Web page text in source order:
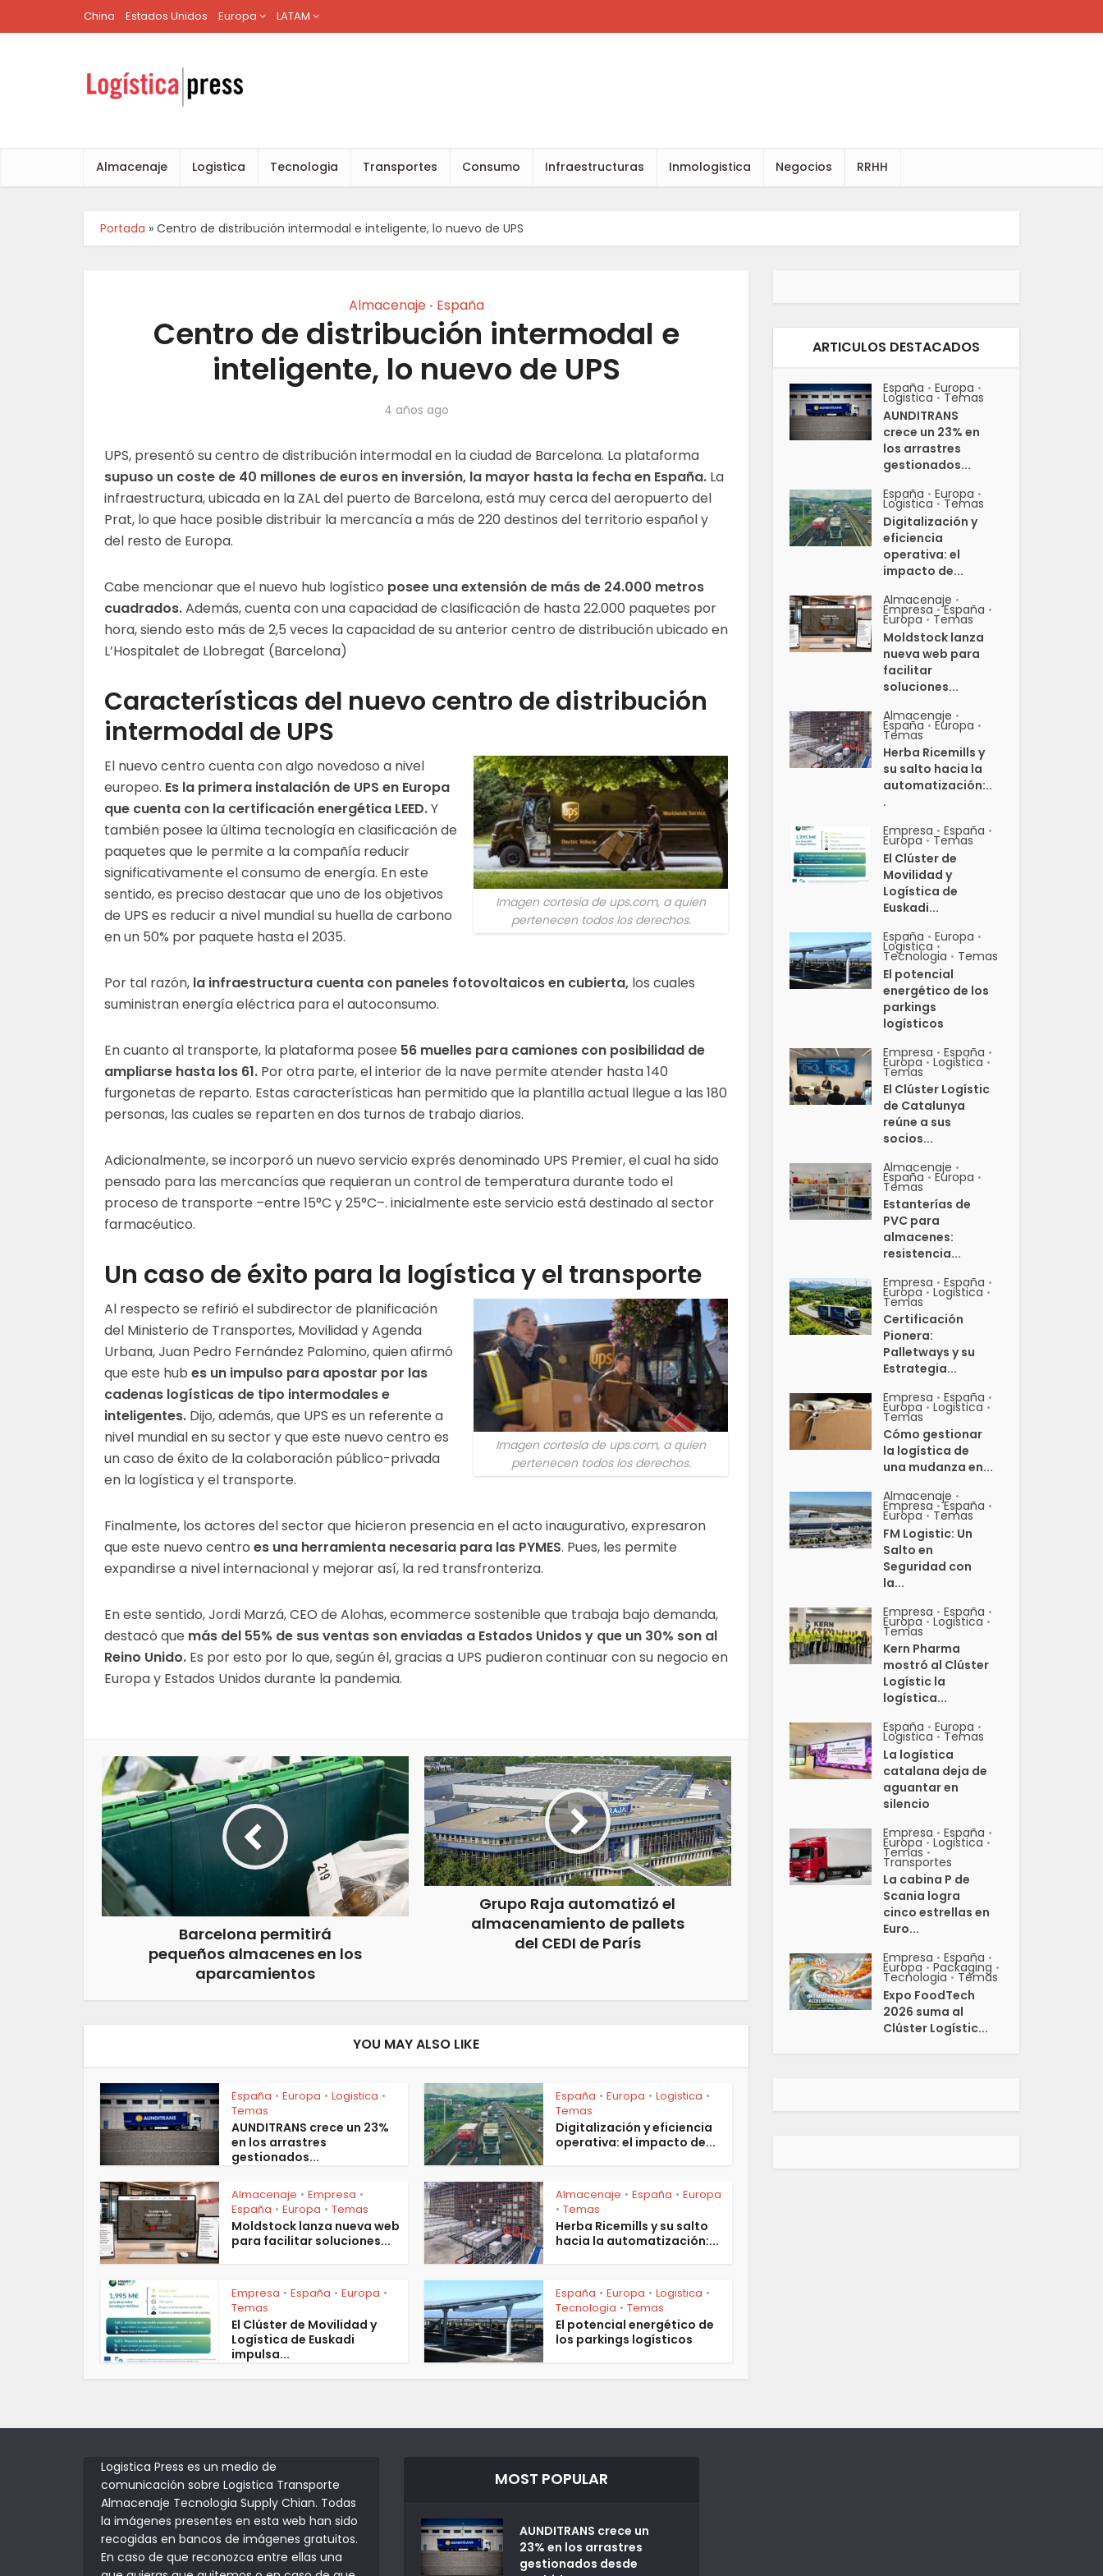
China Estados Unidos Europa LATAM
Almacenaje Logistica Tecnologia Transportes Consumo Infraestructuras Inmologistica Negocios RRHH
Portada » Centro de distribución intermodal e inteligente, lo nuevo de UPS
Almacenaje • España
Centro de distribución intermodal e
inteligente, lo nuevo de UPS
4 años ago
UPS, presentó su centro de distribución intermodal en la ciudad de Barcelona. La plataforma
supuso un coste de 40 millones de euros en inversión, la mayor hasta la fecha en España. La
infraestructura, ubicada en la ZAL del puerto de Barcelona, está muy cerca del aeropuerto del
Prat, lo que hace posible distribuir la mercancía a más de 220 destinos del territorio español y
del resto de Europa.
Cabe mencionar que el nuevo hub logístico posee una extensión de más de 24.000 metros
cuadrados.Además, cuenta con una capacidad de clasificación de hasta 22.000 paquetes por
hora, siendo esto más de 2,5 veces la capacidad de su anterior centro de distribución ubicado en
L’Hospitalet de Llobregat (Barcelona)
Características del nuevo centro de distribución
intermodal de UPS
Imagen cortesía de ups.com, a quien
pertenecen todos los derechos.
El nuevo centro cuenta con algo novedoso a nivel
europeo. Es la primera instalación de UPS en Europa
que cuenta con la certificación energética LEED.Y
también posee la última tecnología en clasificación de
paquetes que le permite a la compañía reducir
significativamente el consumo de energía. En este
sentido, es preciso destacar que uno de los objetivos
de UPS es reducir a nivel mundial su huella de carbono
en un 50% por paquete hasta el 2035.
Por tal razón, la infraestructura cuenta con paneles fotovoltaicos en cubierta, los cuales
suministran energía eléctrica para el autoconsumo.
En cuanto al transporte, la plataforma posee 56 muelles para camiones con posibilidad de
ampliarse hasta los 61. Por otra parte, el interior de la nave permite atender hasta 140
furgonetas de reparto. Estas características han permitido que la plantilla actual llegue a las 180
personas, las cuales se reparten en dos turnos de trabajo diarios.
Adicionalmente, se incorporó un nuevo servicio exprés denominado UPS Premier, el cual ha sido
pensado para las mercancías que requieran un control de temperatura durante todo el
proceso de transporte –entre 15°C y 25°C–. inicialmente este servicio está destinado al sector
farmacéutico.
Un caso de éxito para la logística y el transporte
Imagen cortesía de ups.com, a quien
pertenecen todos los derechos.
Al respecto se refirió el subdirector de planificación
del Ministerio de Transportes, Movilidad y Agenda
Urbana, Juan Pedro Fernández Palomino, quien afirmó
que este hub es un impulso para apostar por las
cadenas logísticas de tipo intermodales e
inteligentes. Dijo, además, que UPS es un referente a
nivel mundial en su sector y que este nuevo centro es
un caso de éxito de la colaboración público-privada
en la logística y el transporte.
Finalmente, los actores del sector que hicieron presencia en el acto inaugurativo, expresaron
que este nuevo centro es una herramienta necesaria para las PYMES. Pues, les permite
expandirse a nivel internacional y mejorar así, la red transfronteriza.
En este sentido, Jordi Marzá, CEO de Alohas, ecommerce sostenible que trabaja bajo demanda,
destacó que más del 55% de sus ventas son enviadas a Estados Unidos y que un 30% son al
Reino Unido. Es por esto por lo que, según él, gracias a UPS pudieron continuar con su negocio en
Europa y Estados Unidos durante la pandemia.
Barcelona permitirá
pequeños almacenes en los
aparcamientos
Grupo Raja automatizó el
almacenamiento de pallets
del CEDI de París
YOU MAY ALSO LIKE
España • Europa • Logistica •
Temas
AUNDITRANS crece un 23%
en los arrastres
gestionados...
España • Europa • Logistica •
Temas
Digitalización y eficiencia
operativa: el impacto de...
Almacenaje • Empresa •
España • Europa • Temas
Moldstock lanza nueva web
para facilitar soluciones...
Almacenaje • España • Europa
• Temas
Herba Ricemills y su salto
hacia la automatización:...
Empresa • España • Europa •
Temas
El Clúster de Movilidad y
Logística de Euskadi
impulsa...
España • Europa • Logistica •
Tecnologia • Temas
El potencial energético de
los parkings logísticos
ARTICULOS DESTACADOS
España • Europa •
Logistica • Temas
AUNDITRANS
crece un 23% en
los arrastres
gestionados...
España • Europa •
Logistica • Temas
Digitalización y
eficiencia
operativa: el
impacto de...
Almacenaje •
Empresa • España •
Europa • Temas
Moldstock lanza
nueva web para
facilitar
soluciones...
Almacenaje •
España • Europa •
Temas
Herba Ricemills y
su salto hacia la
automatización:..
.
Empresa • España •
Europa • Temas
El Clúster de
Movilidad y
Logística de
Euskadi...
España • Europa •
Logistica •
Tecnologia • Temas
El potencial
energético de los
parkings
logísticos
Empresa • España •
Europa • Logistica •
Temas
El Clúster Logístic
de Catalunya
reúne a sus
socios...
Almacenaje •
España • Europa •
Temas
Estanterías de
PVC para
almacenes:
resistencia...
Empresa • España •
Europa • Logistica •
Temas
Certificación
Pionera:
Palletways y su
Estrategia...
Empresa • España •
Europa • Logistica •
Temas
Cómo gestionar
la logística de
una mudanza en...
Almacenaje •
Empresa • España •
Europa • Temas
FM Logistic: Un
Salto en
Seguridad con
la...
Empresa • España •
Europa • Logistica •
Temas
Kern Pharma
mostró al Clúster
Logístic la
logística...
España • Europa •
Logistica • Temas
La logística
catalana deja de
aguantar en
silencio
Empresa • España •
Europa • Logistica •
Temas •
Transportes
La cabina P de
Scania logra
cinco estrellas en
Euro...
Empresa • España •
Europa • Packaging •
Tecnologia • Temas
Expo FoodTech
2026 suma al
Clúster Logístic...
Logistica Press es un medio de
comunicación sobre Logistica Transporte
Almacenaje Tecnologia Supply Chian. Todas
la imágenes presentes en esta web han sido
recogidas en bancos de imágenes gratuitos.
En caso de que reconozca entre ellas una
MOST POPULAR
AUNDITRANS crece un
23% en los arrastres
gestionados desde